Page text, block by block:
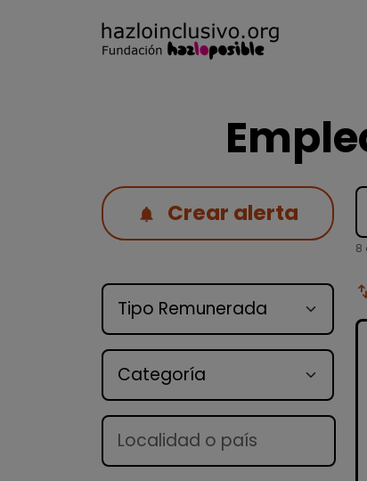
Crear alerta
Tipo de oferta
Categoría
Lugar
8